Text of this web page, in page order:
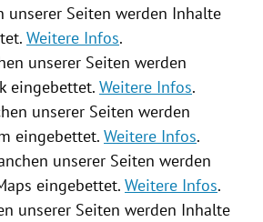
unserer Seiten werden Inhalte
Weitere Infos.
unserer Seiten werden
eingebettet. Weitere Infos.
unserer Seiten werden
eingebettet. Weitere Infos.
unserer Seiten werden
eingebettet. Weitere Infos.
unserer Seiten werden Inhalte